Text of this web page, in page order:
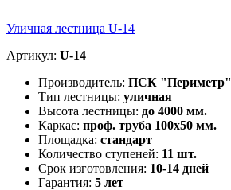
Уличная лестница U-14
Артикул: U-14
Производитель: ПСК "Периметр"
Тип лестницы: уличная
Высота лестницы: до 4000 мм.
Каркас: проф. труба 100х50 мм.
Площадка: стандарт
Количество ступеней: 11 шт.
Срок изготовления: 10-14 дней
Гарантия: 5 лет